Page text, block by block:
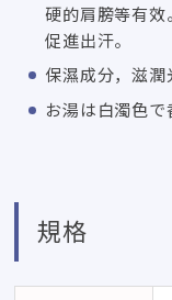
硬的肩膀等有效
促進出汗。
保濕成分，滋潤
お湯は白濁色
規格